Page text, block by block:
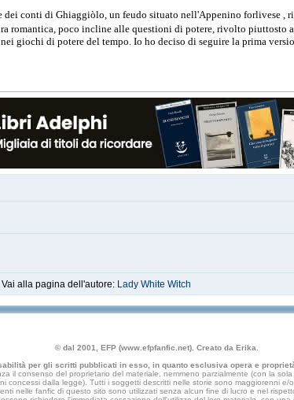
dei conti di Ghiaggiòlo, un feudo situato nell'Appenino forlivese ,
romantica, poco incline alle questioni di potere, rivolto
giochi di potere del tempo. Io ho deciso di seguire la prima
Vai alla pagina dell'autore: Lady White Witch
© dal 2001, EFP (www.efpfanfic.net). Creato da Erika.
per gli scritti pubblicati in esso, in quanto esclusiva opera e
il consenso del proprietario del materiale, nemmeno parzialmente (con la
concessi dalla legge). Tutti i soggetti descritti nelle storie sono maggiorenni e/
nelle fanfic di questo sito sono utilizzati senza alcun fine di lucro e nel